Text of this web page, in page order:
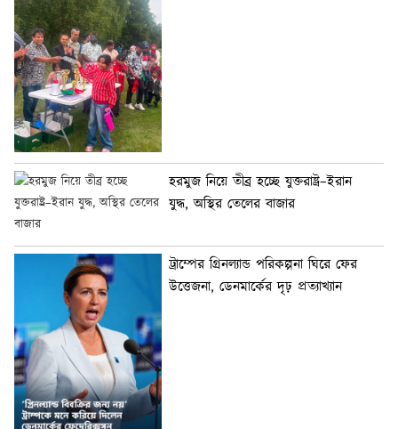
হরমুজ নিয়ে তীব্র হচ্ছে যুক্তরাষ্ট্র–ইরান
যুদ্ধ, অস্থির তেলের বাজার
ট্রাম্পের গ্রিনল্যান্ড পরিকল্পনা ঘিরে ফের
উত্তেজনা, ডেনমার্কের দৃঢ় প্রত্যাখ্যান